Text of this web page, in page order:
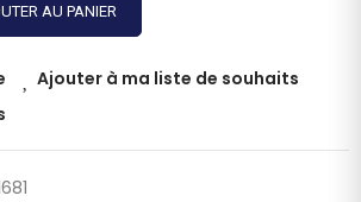
AU PANIER
Ajouter à ma liste de souhaits